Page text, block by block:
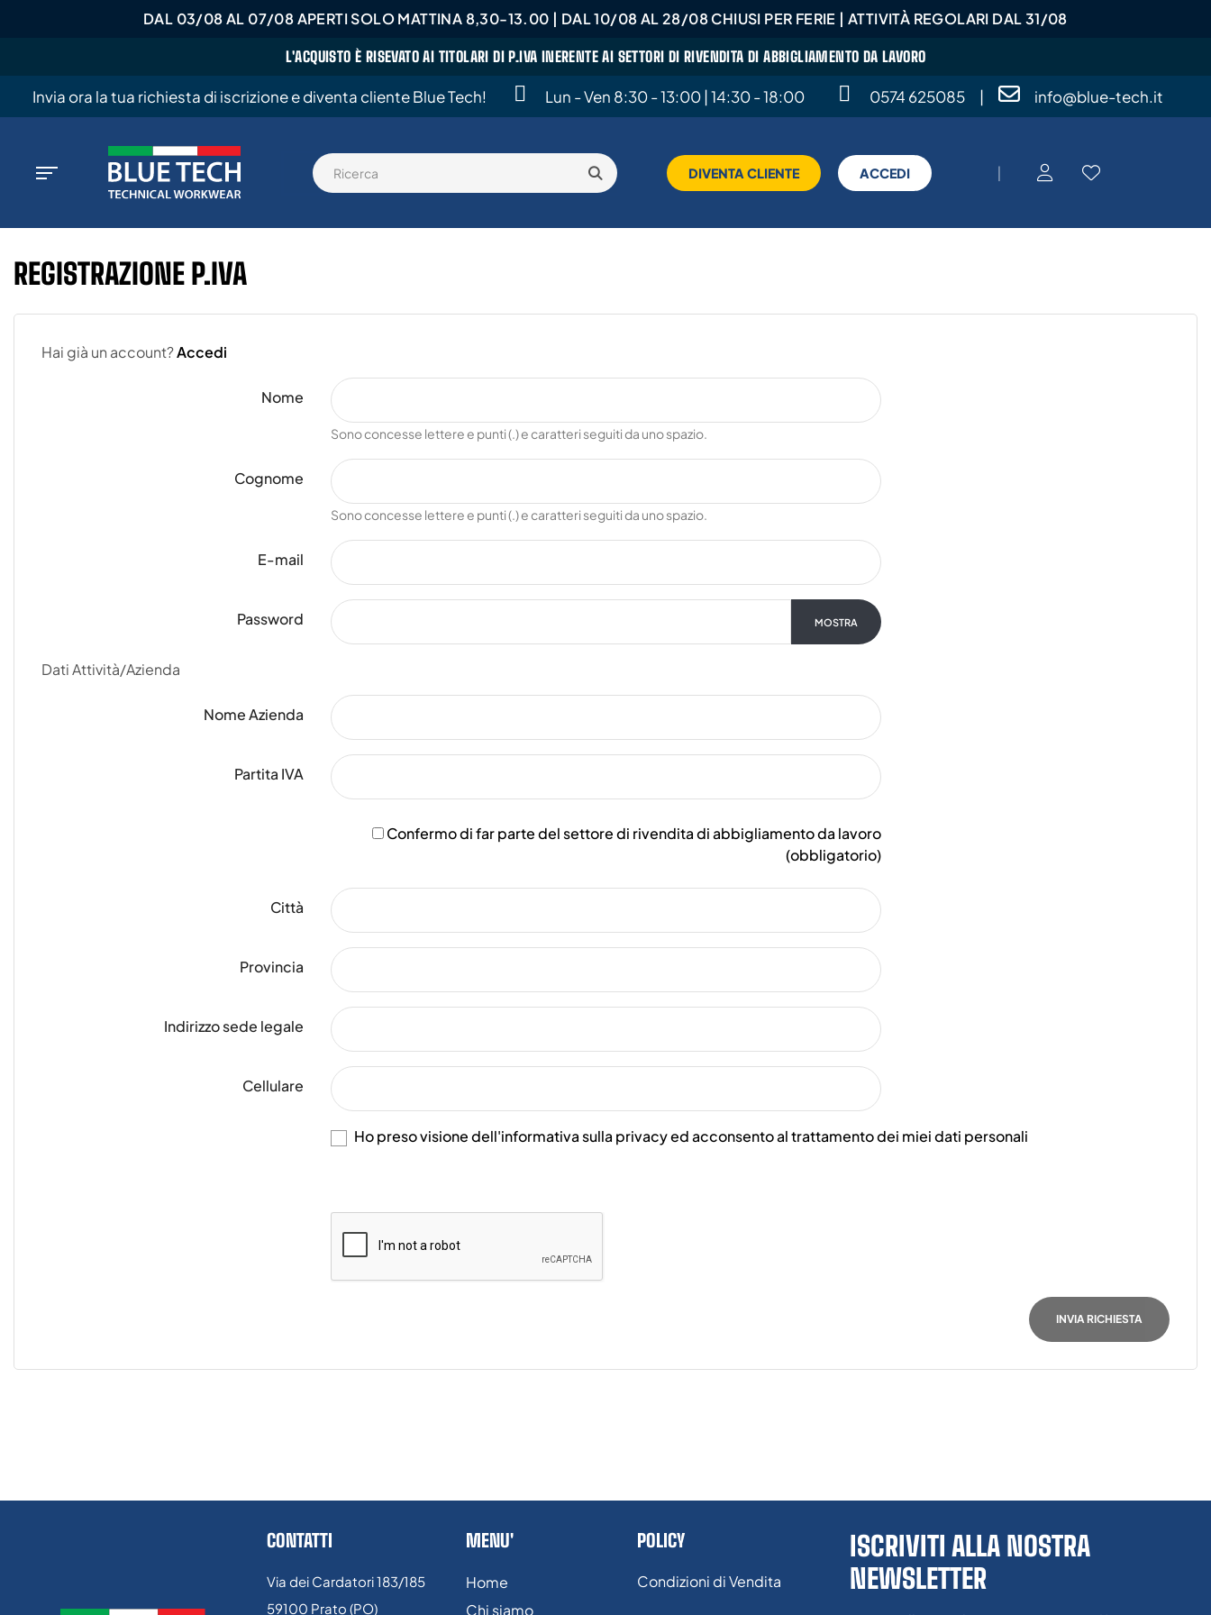
DAL 03/08 AL 07/08 APERTI SOLO MATTINA 8,30-13.00 | DAL 10/08 AL 28/08 CHIUSI PER FERIE | ATTIVITÀ REGOLARI DAL 31/08
L'ACQUISTO È RISEVATO AI TITOLARI DI P.IVA INERENTE AI SETTORI DI RIVENDITA DI ABBIGLIAMENTO DA LAVORO
Invia ora la tua richiesta di iscrizione e diventa cliente Blue Tech! Lun - Ven 8:30 - 13:00 | 14:30 - 18:00 0574 625085 | info@blue-tech.it
DIVENTA CLIENTE ACCEDI |
REGISTRAZIONE P.IVA
Hai già un account?Accedi
Nome
Sono concesse lettere e punti (.) e caratteri seguiti da uno spazio.
Cognome
Sono concesse lettere e punti (.) e caratteri seguiti da uno spazio.
E-mail
Password MOSTRA
Dati Attività/Azienda
Nome Azienda
Partita IVA
Indirizzo sede legale
Città
Provincia
Cellulare
Confermo di far parte del settore di rivendita di abbigliamento da lavoro
(obbligatorio)
Ho preso visione dell'informativa sulla privacy ed acconsento al trattamento dei miei dati personali
INVIA RICHIESTA
CONTATTI
Via dei Cardatori 183/185
59100 Prato (PO)
MENU'
Home
Chi siamo
POLICY
Condizioni di Vendita
ISCRIVITI ALLA NOSTRA
NEWSLETTER